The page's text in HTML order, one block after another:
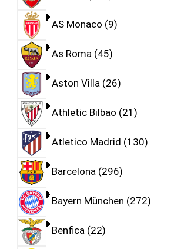
AS Monaco 9
As Roma 45
Aston Villa 26
Athletic Bilbao 21
Atletico Madrid 130
Barcelona 296
Bayern München 272
Benfica 22